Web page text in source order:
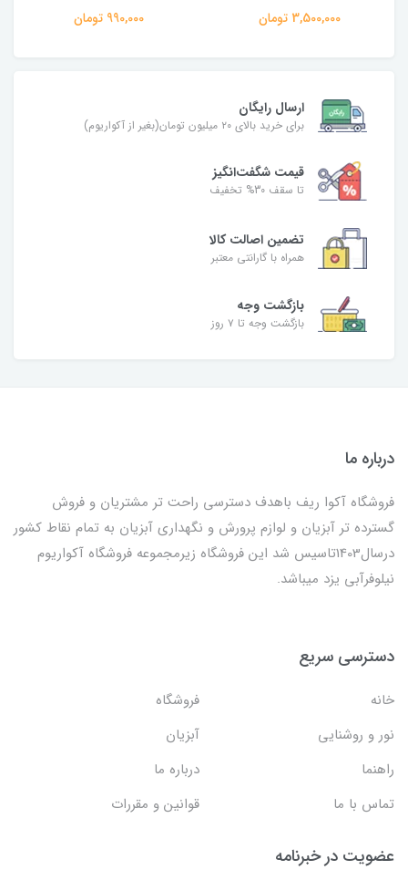
3,500,000 تومان 990,000 تومان
ارسال رایگان
برای خرید بالای ۲۰ میلیون تومان(بغیر از آکواریوم)
قیمت شگفت‌انگیز
تا سقف 30% تخفیف
تضمین اصالت کالا
همراه با گارانتی معتبر
بازگشت وجه
بازگشت وجه تا ۷ روز
درباره ما
فروشگاه آکوا ریف باهدف دسترسی راحت تر مشتریان و فروش
گسترده تر آبزیان و لوازم پرورش و نگهداری آبزیان به تمام نقاط کشور
درسال1403تاسیس شد این فروشگاه زیرمجموعه فروشگاه آکواریوم
نیلوفرآبی یزد میباشد.
دسترسی سریع
خانه
فروشگاه
نور و روشنایی
آبزیان
راهنما
درباره ما
تماس با ما
قوانین و مقررات
عضویت در خبرنامه